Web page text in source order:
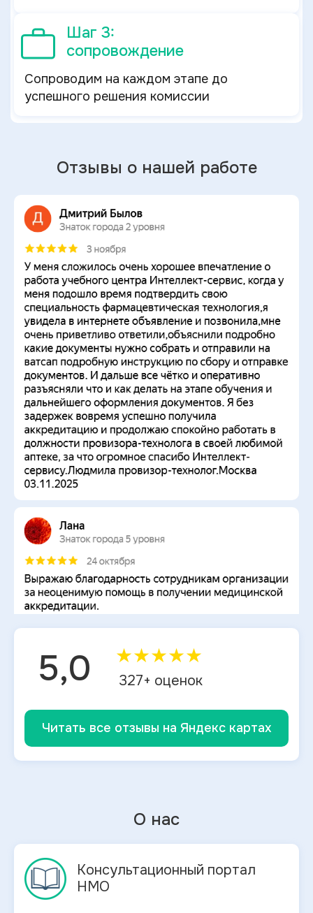
Шаг 3:
сопровождение
Сопроводим на каждом этапе до
успешного решения комиссии
Отзывы о нашей работе
5,0 ★★★★★
327+ оценок
Читать все отзывы на Яндекс картах
О нас
Консультационный портал
НМО